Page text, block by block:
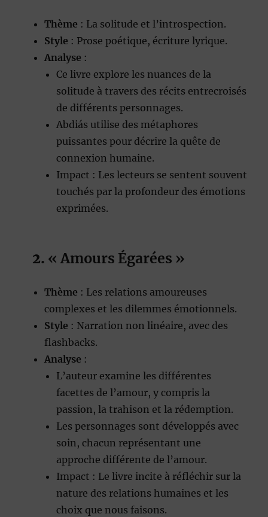
Thème : La solitude et l’introspection.
Style : Prose poétique, écriture lyrique.
Analyse :
Ce livre explore les nuances de la
solitude à travers des récits entrecroisés
de différents personnages.
Abdiás utilise des métaphores
puissantes pour décrire la quête de
connexion humaine.
Impact : Les lecteurs se sentent souvent
touchés par la profondeur des émotions
exprimées.
2. « Amours Égarées »
Thème : Les relations amoureuses
complexes et les dilemmes émotionnels.
Style : Narration non linéaire, avec des
flashbacks.
Analyse :
L’auteur examine les différentes
facettes de l’amour, y compris la
passion, la trahison et la rédemption.
Les personnages sont développés avec
soin, chacun représentant une
approche différente de l’amour.
Impact : Le livre incite à réfléchir sur la
nature des relations humaines et les
choix que nous faisons.